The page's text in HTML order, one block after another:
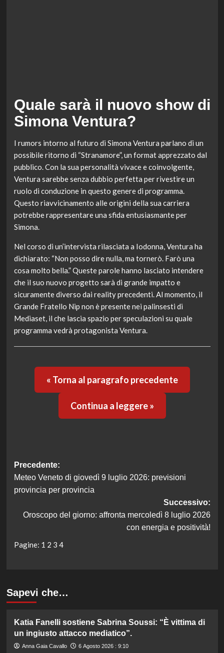
Quale sarà il nuovo show di
Simona Ventura?
I rumors intorno al futuro di Simona Ventura parlano di un
possibile ritorno di “Stranamore”, un format apprezzato dal
pubblico. Con la sua personalità vivace e coinvolgente,
Ventura sarebbe senza dubbio perfetta per rivestire un
ruolo di conduzione in questo genere di programma.
Questo riavvicinamento alle origini della sua carriera
potrebbe rappresentare una sfida entusiasmante per
Simona.
Nel corso di un’intervista rilasciata a Iodonna, Ventura ha
dichiarato: “Non posso dire nulla, ma tornerò. Farò una
cosa molto bella.” Queste parole hanno lasciato intendere
che il suo nuovo progetto sarà di grande impatto e
sicuramente diverso dai reality precedenti. Al momento, il
Grande Fratello Nip non è presente nei palinsesti di
Mediaset, il che lascia spazio per speculazioni su quale
programma vedrà protagonista Ventura.
« Torna al paragrafo precedente
Continua a leggere »
Navigazione
articolo
Precedente:
Meteo Veneto di giovedì 9 luglio 2026: previsioni
provincia per provincia
Successivo:
Oroscopo del giorno: affronta mercoledì 8 luglio 2026
con energia e positività!
Pagine: 1 2 3 4
Sapevi che…
Katia Fanelli sostiene Sabrina Soussi: “È vittima di
un ingiusto attacco mediatico”.
Anna Gaia Cavallo 6 Agosto 2026 : 9:10